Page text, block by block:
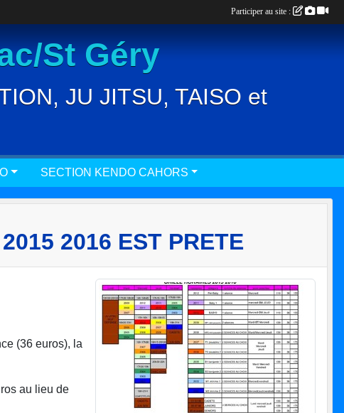
St Géry
JU JITSU, TAISO et
SECTION KENDO CAHORS
2016 EST PRETE
(36 euros), la
au lieu de
Participer au site :